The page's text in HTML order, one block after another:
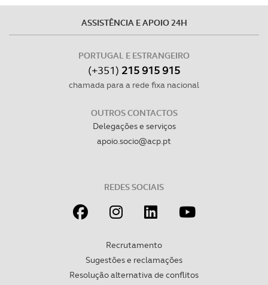
ASSISTÊNCIA E APOIO 24H
PORTUGAL E ESTRANGEIRO
(+351) 215 915 915
chamada para a rede fixa nacional
OUTROS CONTACTOS
Delegações e serviços
apoio.socio@acp.pt
REDES SOCIAIS
Recrutamento
Sugestões e reclamações
Resolução alternativa de conflitos